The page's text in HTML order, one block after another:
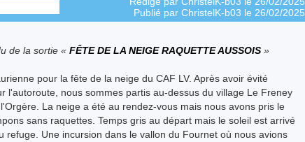
Publié par ChristelK-b03 le 26/02/2025
de la sortie « FÊTE DE LA NEIGE RAQUETTE AUSSOIS »
pour la fête de la neige du CAF LV. Après avoir évité
l'autoroute, nous sommes partis au-dessus du village Le Freney
La neige a été au rendez-vous mais nous avons pris le
sans raquettes. Temps gris au départ mais le soleil est arrivé
refuge. Une incursion dans le vallon du Fournet où nous avions